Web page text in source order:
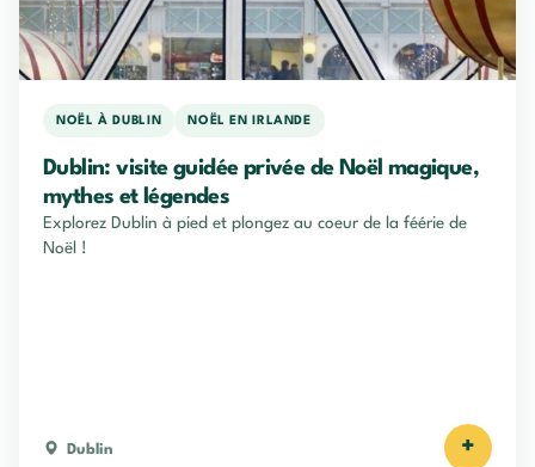
NOËL À DUBLIN NOËL EN IRLANDE
Dublin: visite guidée privée de Noël magique,
mythes et légendes
Explorez Dublin à pied et plongez au coeur de la féérie de
Noël !
Dublin +